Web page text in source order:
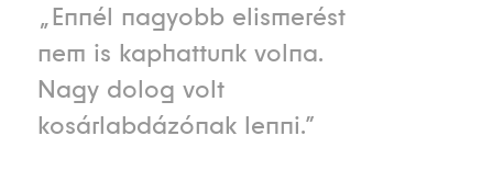
„Ennél nagyobb elismerést
nem is kaphattunk volna.
Nagy dolog volt
kosárlabdázónak lenni.”